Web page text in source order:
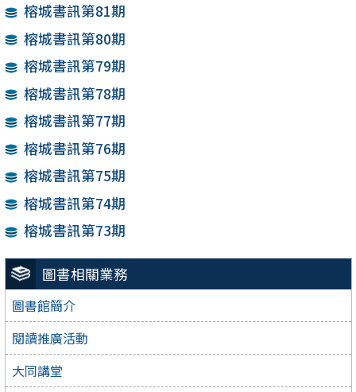
圖書相關業務
圖書館簡介
閱讀推廣活動
大同講堂
榕城書訊第81期
榕城書訊第80期
榕城書訊第79期
榕城書訊第78期
榕城書訊第77期
榕城書訊第76期
榕城書訊第75期
榕城書訊第74期
榕城書訊第73期